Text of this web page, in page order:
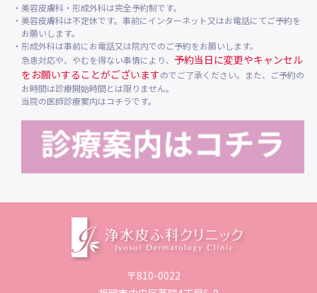
・美容皮膚科・形成外科は完全予約制です。
・美容皮膚科は不定休です。事前にインターネット又はお電話にてご予約を
お願いします。
・形成外科は事前にお電話又は院内でのご予約をお願いします。
急患対応や、やむを得ない事情により、 予約当日に変更やキャンセル
をお願いすることがございますのでご了承ください。また、ご予約の
お時間は診療開始時間とは限りません。
当院の医師診療案内はコチラです。
〒810-0022